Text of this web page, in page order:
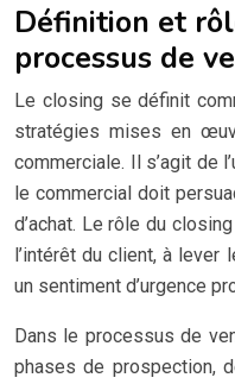
Définition et
processus de
Le closing se définit
stratégies mises en
commerciale. Il s’agit de
le commercial doit
d’achat. Le rôle du
l’intérêt du client, à
un sentiment d’urgence
Dans le processus de
phases de prospection,